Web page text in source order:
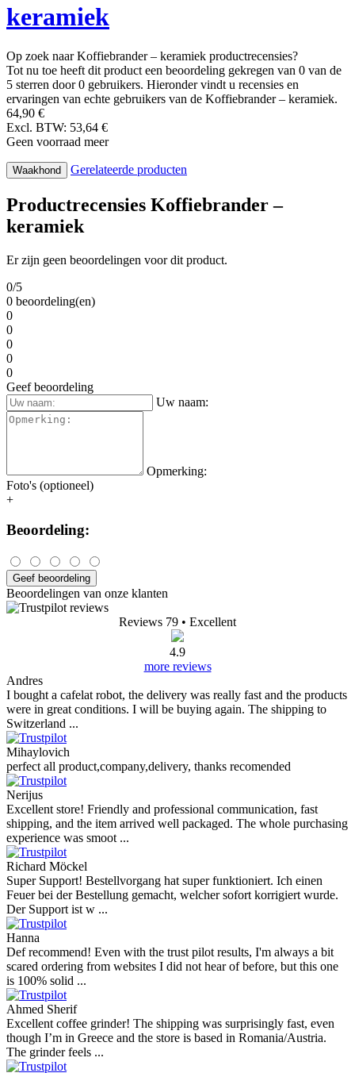
keramiek
Op zoek naar Koffiebrander – keramiek productrecensies?
Tot nu toe heeft dit product een beoordeling gekregen van 0 van de
5 sterren door 0 gebruikers. Hieronder vindt u recensies en
ervaringen van echte gebruikers van de Koffiebrander – keramiek.
64,90 €
Excl. BTW: 53,64 €
Geen voorraad meer
Waakhond Gerelateerde producten
Productrecensies Koffiebrander –
keramiek
Er zijn geen beoordelingen voor dit product.
0/5
0 beoordeling(en)
0
0
0
0
0
Geef beoordeling
Uw naam:
Opmerking:
Foto's (optioneel)
+
Beoordeling:
Geef beoordeling
Beoordelingen van onze klanten
Reviews 79 • Excellent
4.9
more reviews
Andres
I bought a cafelat robot, the delivery was really fast and the products
were in great conditions. I will be buying again. The shipping to
Switzerland ...
Mihaylovich
perfect all product,company,delivery, thanks recomended
Nerijus
Excellent store! Friendly and professional communication, fast
shipping, and the item arrived well packaged. The whole purchasing
experience was smoot ...
Richard Möckel
Super Support! Bestellvorgang hat super funktioniert. Ich einen
Feuer bei der Bestellung gemacht, welcher sofort korrigiert wurde.
Der Support ist w ...
Hanna
Def recommend! Even with the trust pilot results, I'm always a bit
scared ordering from websites I did not hear of before, but this one
is 100% solid ...
Ahmed Sherif
Excellent coffee grinder! The shipping was surprisingly fast, even
though I’m in Greece and the store is based in Romania/Austria.
The grinder feels ...